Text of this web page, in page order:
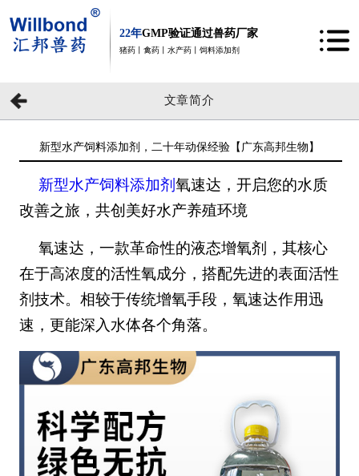
22年GMP验证通过兽药厂家
猪药丨禽药丨水产药丨饲料添加剂
文章简介
新型水产饲料添加剂，二十年动保经验【广东高邦生物】
新型水产饲料添加剂氧速达，开启您的水质
改善之旅，共创美好水产养殖环境
氧速达，一款革命性的液态增氧剂，其核心
在于高浓度的活性氧成分，搭配先进的表面活性
剂技术。相较于传统增氧手段，氧速达作用迅
速，更能深入水体各个角落。